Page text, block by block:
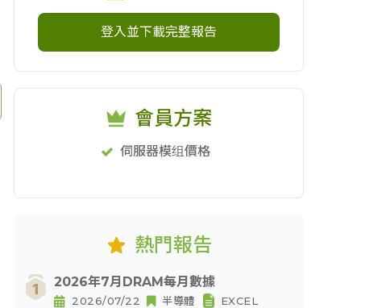
登入並下載完整報告
會員方案
伺服器模组價格
熱門報告
2026年7月DRAM每月數據
2026/07/22 半導體 EXCEL